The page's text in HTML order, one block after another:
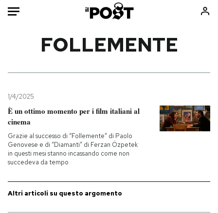
Mondo
Politica
Internet
Scienza
Cultura
Economia
Sport
Consumismi
Ok Boomer!
Media
Altrecose
FOLLEMENTE
1/4/2025
È un ottimo momento per i film italiani al
cinema
Grazie al successo di “Follemente” di Paolo
Genovese e di “Diamanti” di Ferzan Özpetek
in questi mesi stanno incassando come non
succedeva da tempo
Altri articoli su questo argomento